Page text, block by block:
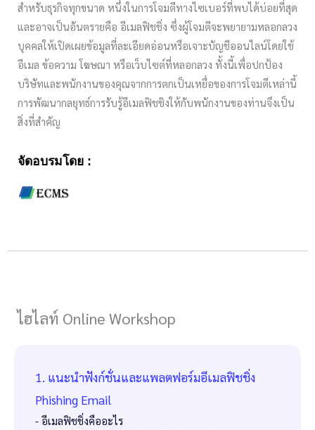
สำหรับธุรกิจทุกขนาด หนึ่งในการโจมตีทางไซเบอร์ที่พบได้บ่อยที่สุด
และอาจเป็นอันตรายคือ อีเมลฟิชชิ่ง ซึ่งผู้โจมตีจะพยายามหลอกลวง
บุคคลให้เปิดเผยข้อมูลที่ละเอียดอ่อนหรือเจาะบัญชีออนไลน์โดยใช้
อีเมล ข้อความ โฆษณา หรือเว็บไซต์ที่หลอกลวง ทั้งนี้เพื่อปกป้อง
บริษัทและพนักงานของคุณจากการตกเป็นเหยื่อของการโจมตีเหล่านี้
การพัฒนากลยุทธ์การรับรู้อีเมลฟิชชิงให้กับพนักงานของท่านจึงเป็น
สิ่งที่สำคัญ
จัดอบรมโดย :
ไฮไลท์ Online Workshop
1. แนะนำฟังก์ชั่นและแพลตฟอร์มอีเมลฟิชชิ่ง
Phishing Email
- อีเมลฟิชชิ่งคืออะไร